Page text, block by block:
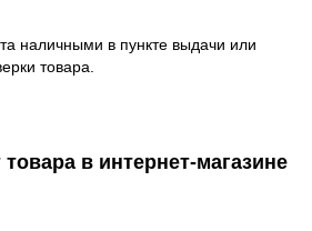
наличными в пункте выдачи или
товара.
в интернет-магазине